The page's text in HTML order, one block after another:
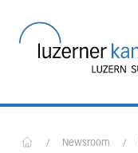
/ Newsroom /